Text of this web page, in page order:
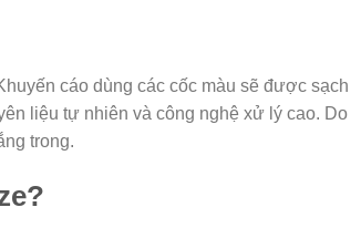
cáo dùng các cốc màu sẽ được sạch
liệu tự nhiên và công nghệ xử lý cao. Do
trong.